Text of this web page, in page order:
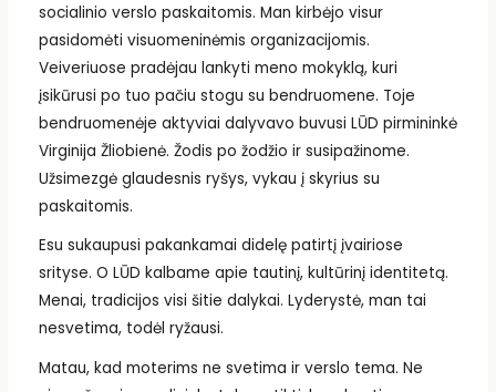
socialinio verslo paskaitomis. Man kirbėjo visur
pasidomėti visuomeninėmis organizacijomis.
Veiveriuose pradėjau lankyti meno mokyklą, kuri
įsikūrusi po tuo pačiu stogu su bendruomene. Toje
bendruomenėje aktyviai dalyvavo buvusi LŪD pirmininkė
Virginija Žliobienė. Žodis po žodžio ir susipažinome.
Užsimezgė glaudesnis ryšys, vykau į skyrius su
paskaitomis.
Esu sukaupusi pakankamai didelę patirtį įvairiose
srityse. O LŪD kalbame apie tautinį, kultūrinį identitetą.
Menai, tradicijos visi šitie dalykai. Lyderystė, man tai
nesvetima, todėl ryžausi.
Matau, kad moterims ne svetima ir verslo tema. Ne